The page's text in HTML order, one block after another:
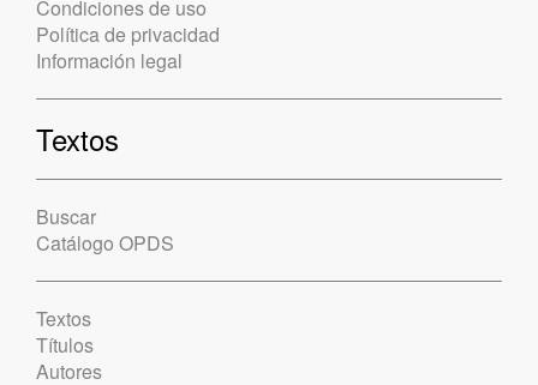
Condiciones de uso
Política de privacidad
Información legal
Textos
Buscar
Catálogo OPDS
Textos
Títulos
Autores